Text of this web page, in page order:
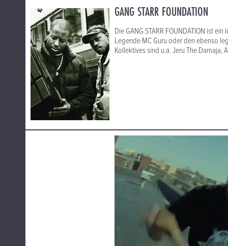
GANG STARR FOUNDATION
Die GANG STARR FOUNDATION ist
Legende MC Guru oder den ebenso
Kollektives sind u.a. Jeru The Damaja,